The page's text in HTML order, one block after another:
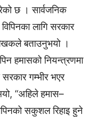
छ । सार्वजनिक
लागि सरकार
बताउनुभयो ।
हमासको नियन्त्रणमा
सरकार गम्भीर भएर
“अहिले हमास–
सकुशल रिहाइ हुने